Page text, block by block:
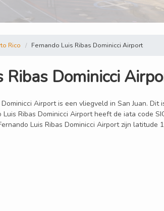
Rico Fernando Luis Ribas Dominicci Airport
Ribas Dominicci
Airport is een vliegveld in San Juan.
Ribas Dominicci Airport heeft de iata code
Luis Ribas Dominicci Airport zijn latitude